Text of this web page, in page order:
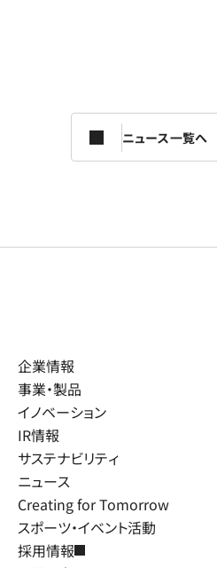
ニュース一覧へ
企業情報
事業・製品
イノベーション
IR情報
サステナビリティ
ニュース
Creating for Tomorrow
スポーツ・イベント活動
採用情報